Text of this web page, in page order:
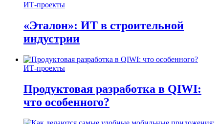
ИТ-проекты
«Эталон»: ИТ в строительной
индустрии
ИТ-проекты
Продуктовая разработка в QIWI:
что особенного?